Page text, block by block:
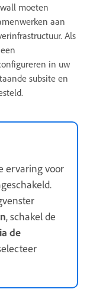
moeten
aan
Als
in uw
subsite en
ervaring voor
, schakel de
de